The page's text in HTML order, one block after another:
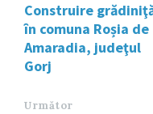
Construire
în comuna Roșia de
Amaradia, judeţul
Gorj
Următor